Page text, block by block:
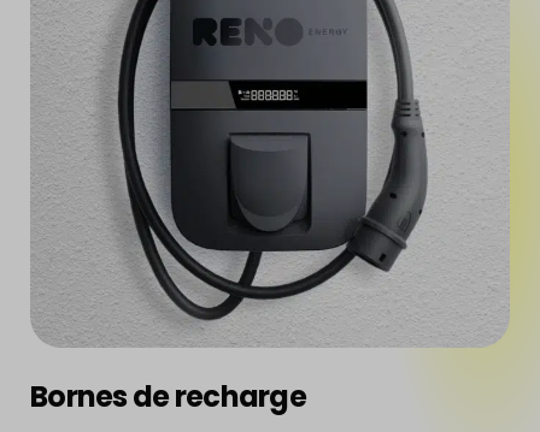
Bornes de recharge